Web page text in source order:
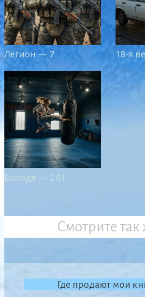
Легион — 7 18-я
Володя — 2.61
Смотрите так
Где продают мои